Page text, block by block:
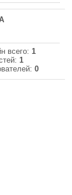
всего: 1
1
0